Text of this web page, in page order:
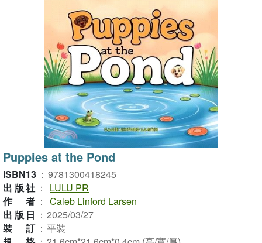
Puppies at the Pond
ISBN13 ： 9781300418245
出版社 ：
LULU PR
作者 ： Caleb Linford Larsen
出版日 ： 2025/03/27
裝訂 ： 平裝